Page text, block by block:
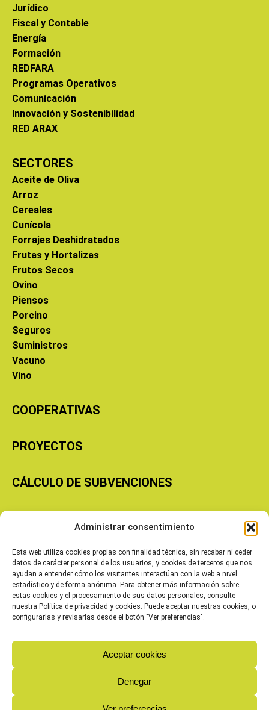
Administrar consentimiento
Esta web utiliza cookies propias con finalidad técnica, sin recabar ni ceder
datos de carácter personal de los usuarios, y cookies de terceros que nos
ayudan a entender cómo los visitantes interactúan con la web a nivel
estadístico y de forma anónima. Para obtener más información sobre
estas cookies y el procesamiento de sus datos personales, consulte
nuestra Política de privacidad y cookies. Puede aceptar nuestras cookies, o
configurarlas y revisarlas desde el botón "Ver preferencias".
Aceptar cookies
Denegar
Jurídico
Fiscal y Contable
Energía
Formación
REDFARA
Programas Operativos
Comunicación
Innovación y Sostenibilidad
RED ARAX
SECTORES
Aceite de Oliva
Arroz
Cereales
Cunícola
Forrajes Deshidratados
Frutas y Hortalizas
Frutos Secos
Ovino
Piensos
Porcino
Seguros
Suministros
Vacuno
Vino
COOPERATIVAS
PROYECTOS
CÁLCULO DE SUBVENCIONES